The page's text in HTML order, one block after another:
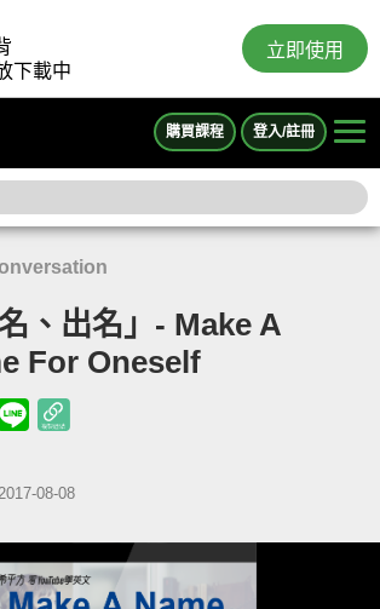
下載中
立即使用
購買課程 登入/註冊
名、出名」- Make A
For Oneself
08-08